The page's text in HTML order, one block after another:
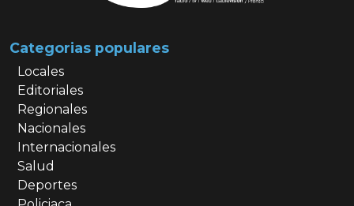
Categorias populares
Locales
Editoriales
Regionales
Nacionales
Internacionales
Salud
Deportes